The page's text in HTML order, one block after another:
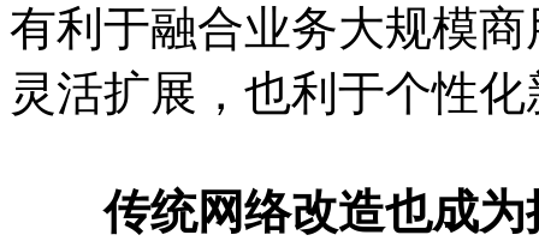
有利于融合业务大规模
灵活扩展，也利于个性
传统网络改造也成为